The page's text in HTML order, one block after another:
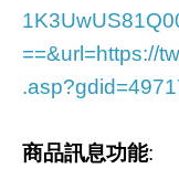
==&url=https://
商品訊息功能: